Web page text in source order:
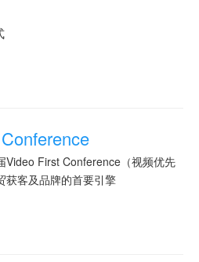
Video First Conference（视频优先
获客及品牌的首要引擎